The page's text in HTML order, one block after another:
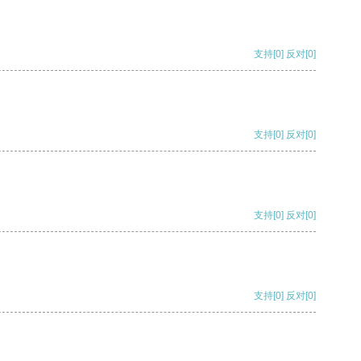
支持[0] 反对[0]
支持[0] 反对[0]
支持[0] 反对[0]
支持[0] 反对[0]